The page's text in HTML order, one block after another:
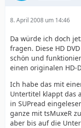
8. April 2008 um 14:46
Da würde ich doch
fragen. Diese HD
schön und
einen originalen HD-
Ich habe das mit
Untertitel klappt das
in SUPread
ganze mit tsMuxeR
aber bis auf die